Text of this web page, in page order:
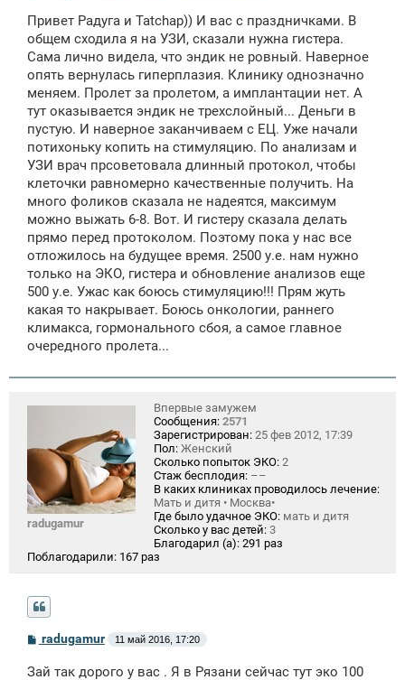
б
щ
н
и
Привет Радуга и Tatchap)) И вас с праздничками. В
общем сходила я на УЗИ, сказали нужна гистера.
Сама лично видела, что эндик не ровный. Наверное
опять вернулась гиперплазия. Клинику однозначно
меняем. Пролет за пролетом, а имплантации нет. А
тут оказывается эндик не трехслойный... Деньги в
пустую. И наверное заканчиваем с ЕЦ. Уже начали
потихоньку копить на стимуляцию. По анализам и
УЗИ врач прсоветовала длинный протокол, чтобы
клеточки равномерно качественные получить. На
много фоликов сказала не надеятся, максимум
можно выжать 6-8. Вот. И гистеру сказала делать
прямо перед протоколом. Поэтому пока у нас все
отложилось на будущее время. 2500 у.е. нам нужно
только на ЭКО, гистера и обновление анализов еще
500 у.е. Ужас как боюсь стимуляцию!!! Прям жуть
какая то накрывает. Боюсь онкологии, раннего
климакса, гормонального сбоя, а самое главное
очередного пролета...
radugamur
Впервые замужем
Сообщения: 2571
Зарегистрирован: 25 фев 2012, 17:39
Пол: Женский
Сколько попыток ЭКО: 2
Стаж бесплодия: ––
В каких клиниках проводилось лечение:
Мать и дитя • Москва•
Где было удачное ЭКО: мать и дитя
Сколько у вас детей: 3
Благодарил (а): 291 раз
Поблагодарили: 167 раз
С
б
radugamur 11 май 2016, 17:20
Зай так дорого у вас . Я в Рязани сейчас тут эко 100